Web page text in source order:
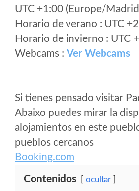
UTC +1:00 (Europe/
Horario de verano : UTC
Horario de invierno : UTC
Webcams : Ver Webcams
Si tienes pensado visitar
Abaixo puedes mirar la
alojamientos en este
pueblos cercanos
Booking.com
Contenidos ocultar